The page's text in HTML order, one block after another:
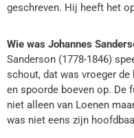
geschreven. Hij heeft het
Wie was Johannes
Sanderson (1778-1846)
schout, dat was vroeger
en spoorde boeven op. De
niet alleen van Loenen
was niet eens zijn